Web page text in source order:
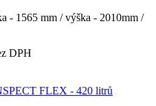
- 1565 mm / výška - 2010mm /
DPH